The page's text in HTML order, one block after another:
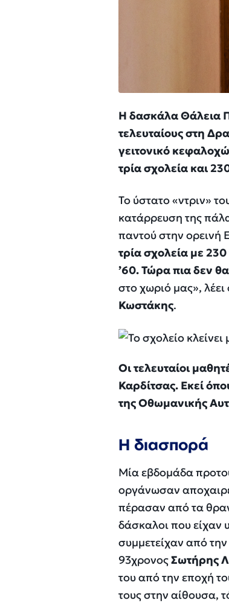
Η δασκάλα Θάλεια
τελευταίους στη
γειτονικό
τρία σχολεία και
Το ύστατο «ντριν»
κατάρρευση της
παντού στην ορεινή
τρία σχολεία με 230
’60. Τώρα πια δεν
στο χωριό μας»,
Κωστάκης.
Οι τελευταίοι
Καρδίτσας. Εκεί
της Οθωμανικής
Η διασπορά
Μία εβδομάδα
οργάνωσαν
πέρασαν από τα
δάσκαλοι που είχαν
συμμετείχαν από
93χρονοςΣωτήρης
του από την εποχή
τους στην αίθουσα,